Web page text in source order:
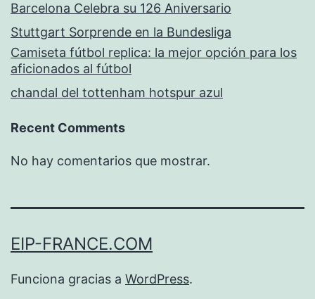
Barcelona Celebra su 126 Aniversario
Stuttgart Sorprende en la Bundesliga
Camiseta fútbol replica: la mejor opción para los
aficionados al fútbol
chandal del tottenham hotspur azul
Recent Comments
No hay comentarios que mostrar.
EIP-FRANCE.COM
Funciona gracias a WordPress.